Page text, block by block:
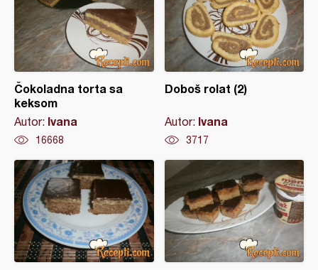
Čokoladna torta sa
keksom
Autor: Ivana
16668
Doboš rolat (2)
Autor: Ivana
3717